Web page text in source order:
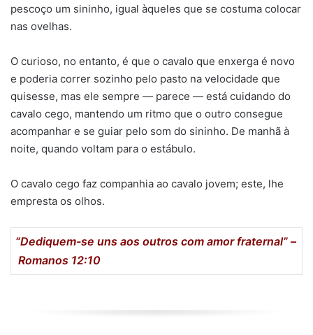
pescoço um sininho, igual àqueles que se costuma colocar
nas ovelhas.
O curioso, no entanto, é que o cavalo que enxerga é novo
e poderia correr sozinho pelo pasto na velocidade que
quisesse, mas ele sempre — parece — está cuidando do
cavalo cego, mantendo um ritmo que o outro consegue
acompanhar e se guiar pelo som do sininho. De manhã à
noite, quando voltam para o estábulo.
O cavalo cego faz companhia ao cavalo jovem; este, lhe
empresta os olhos.
“Dediquem-se uns aos outros com amor fraternal” –
Romanos 12:10